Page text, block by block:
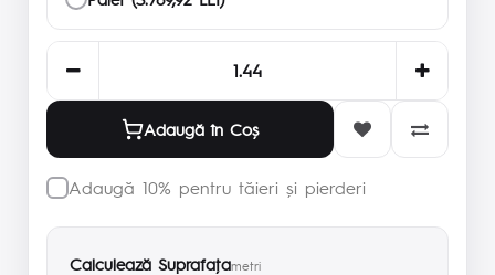
Adaugă în Coş
Adaugă 10% pentru tăieri și pierderi
Calculează Suprafaţametri